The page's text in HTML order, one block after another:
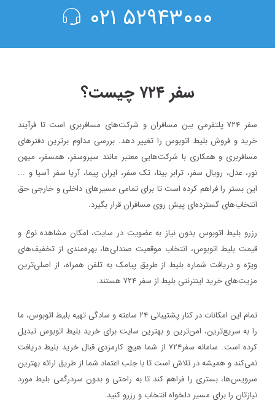
۵۲۹۴۳۰۰۰ ۰۲۱
سفر ۷۲۴ چیست؟
سفر ۷۲۴ پلتفرمی بین مسافران و شرکت‌های مسافربری است تا فرآیند
خرید و فروش بلیط اتوبوس را تغییر دهد. بررسی مداوم برترین دفترهای
مسافربری و همکاری با شرکت‌هایی معتبر مانند سیروسفر، همسفر، میهن‌
نور، عدل، رویال سفر، ترابر بیتا، تک سفر، ایران پیما، آریا سفر آسیا و ...
این بستر را فراهم کرده است تا برای تمامی مسیرهای داخلی و خارجی حق
انتخاب‌های گسترده‌ای پیش روی مسافران قرار بگیرد.
رزرو بلیط اتوبوس بدون نیاز به عضویت در سایت، امکان مشاهده نوع و
قیمت بلیط اتوبوس، انتخاب موقعیت صندلی‌ها، بهره‌مندی از تخفیف‌های
ویژه و دریافت شماره‌ بلیط از طریق پیامک به تلفن همراه، از اصلی‌ترین
مزیت‌های خرید اینترنتی بلیط از سفر ۷۲۴ هستند.
تمام این امکانات در کنار پشتیبانی‌ ۲۴ ساعته و سادگی تهیه بلیط اتوبوس، ما
را به سریع‌ترین، امن‌ترین و بهترین سایت برای خرید بلیط اتوبوس تبدیل
کرده است. سامانه سفر۷۲۴ از شما هیچ کارمزدی قبال خرید بلیط دریافت
نمی‌کند و همیشه در تلاش است تا با جلب اعتماد شما از طریق ارائه بهترین
سرویس‌ها، بستری را فراهم کند تا به راحتی و بدون سردرگمی بلیط مورد
نیازتان را برای مسیر دلخواه انتخاب و رزرو کنید.